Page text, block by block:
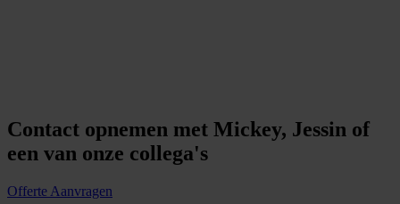
Contact opnemen met Mickey, Jessin of
een van onze collega's
Offerte Aanvragen